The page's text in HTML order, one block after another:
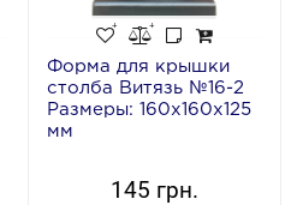
Форма для крышки
столба Витязь №16-2
Размеры: 160x160x125
мм
145 грн.